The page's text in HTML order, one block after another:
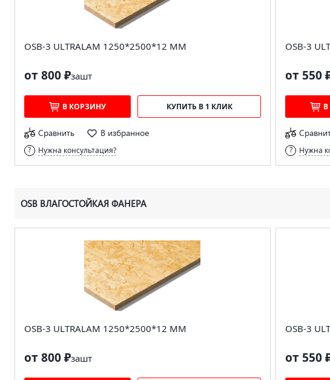
OSB-3 ULTRALAM 1250*2500*12 ММ
от 800 ₽зашт
В КОРЗИНУ КУПИТЬ В 1 КЛИК
Сравнить В избранное
Нужна консультация?
OSB-3
от 550
Нужна
OSB ВЛАГОСТОЙКАЯ ФАНЕРА
OSB-3 ULTRALAM 1250*2500*12 ММ
от 800 ₽зашт
OSB-3
от 550